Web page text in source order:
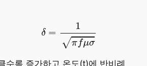
δ =
1
√πfμσ
μ
록 증가하고 온도(t)에 반비례